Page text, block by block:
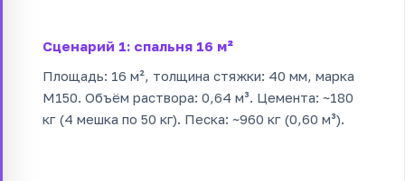
Сценарий 1: спальня 16 м²
Площадь: 16 м², толщина стяжки: 40 мм, марка
М150. Объём раствора: 0,64 м³. Цемента: ~180
кг (4 мешка по 50 кг). Песка: ~960 кг (0,60 м³).